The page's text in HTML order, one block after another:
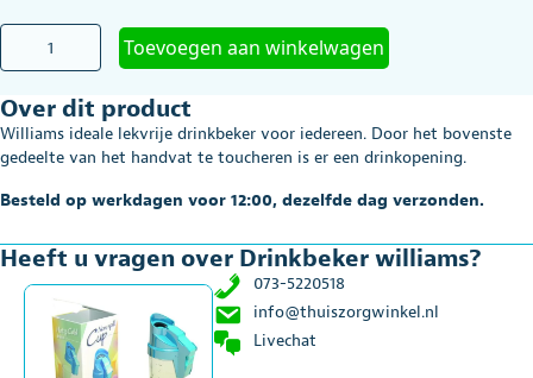
Drinkbeker
williams
Toevoegen aan winkelwagen
Over dit product
Williams ideale lekvrije drinkbeker voor iedereen. Door het bovenste
gedeelte van het handvat te toucheren is er een drinkopening.
Besteld op werkdagen voor 12:00, dezelfde dag verzonden.
Heeft u vragen over Drinkbeker williams?
073-5220518
info@thuiszorgwinkel.nl
Livechat